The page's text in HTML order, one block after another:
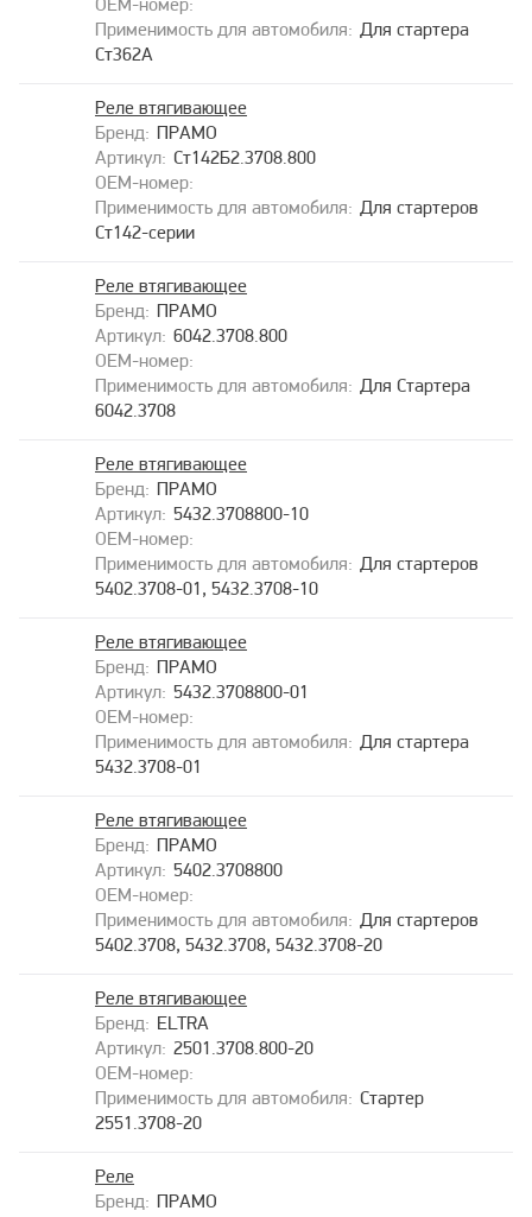
Для стартера
Ст362А
ПРАМО
Ст142Б2.3708.800
Реле втягивающее
Для стартеров
Ст142-серии
ПРАМО
6042.3708.800
Реле втягивающее
Для Стартера
6042.3708
ПРАМО
5432.3708800-10
Реле втягивающее
Для стартеров
5402.3708-01, 5432.3708-10
ПРАМО
5432.3708800-01
Реле втягивающее
Для стартера
5432.3708-01
ПРАМО
5402.3708800
Реле втягивающее
Для стартеров
5402.3708, 5432.3708, 5432.3708-20
ELTRA
2501.3708.800-20
Реле втягивающее
Стартер
2551.3708-20
ПРАМО
Реле